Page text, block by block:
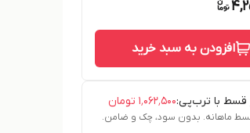
افزودن به سبد خرید
قسط با ترب‌پی:۱٬۰۶۲٬۵۰۰ تومان